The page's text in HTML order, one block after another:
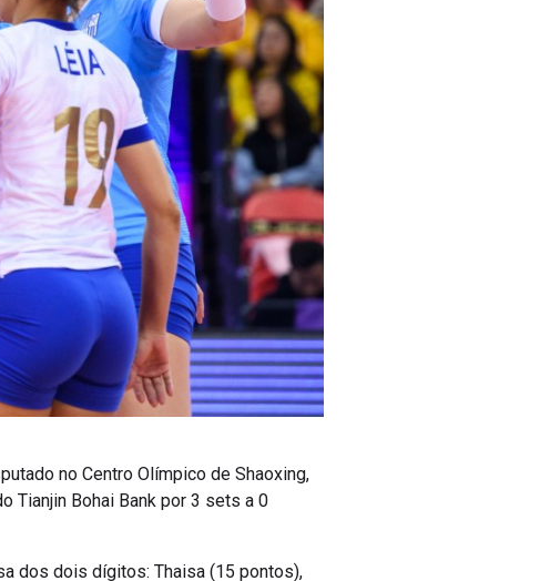
no Centro Olímpico de Shaoxing,
Tianjin Bohai Bank por 3 sets a 0
dos dois dígitos: Thaisa (15 pontos),